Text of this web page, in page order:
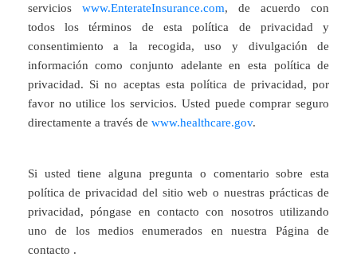
servicios www.EnterateInsurance.com, de acuerdo con
todos los términos de esta política de privacidad y
consentimiento a la recogida, uso y divulgación de
información como conjunto adelante en esta política de
privacidad. Si no aceptas esta política de privacidad, por
favor no utilice los servicios. Usted puede comprar seguro
directamente a través de www.healthcare.gov.
Si usted tiene alguna pregunta o comentario sobre esta
política de privacidad del sitio web o nuestras prácticas de
privacidad, póngase en contacto con nosotros utilizando
uno de los medios enumerados en nuestra Página de
contacto .